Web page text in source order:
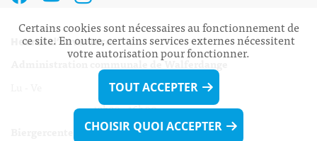
Heures d’ouverture:
Administration communale de Walferdange
Lu - Ve 08h00 - 11h30
13h30 - 16h00
Certains cookies sont nécessaires au fonctionnement de
ce site. En outre, certains services externes nécessitent
votre autorisation pour fonctionner.
TOUT ACCEPTER
CHOISIR QUOI ACCEPTER